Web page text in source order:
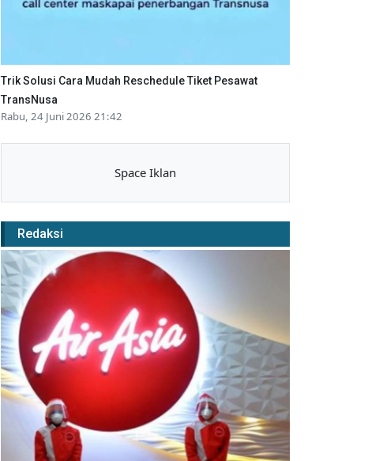
Trik Solusi Cara Mudah Reschedule Tiket Pesawat
TransNusa
Rabu, 24 Juni 2026 21:42
Space Iklan
Redaksi